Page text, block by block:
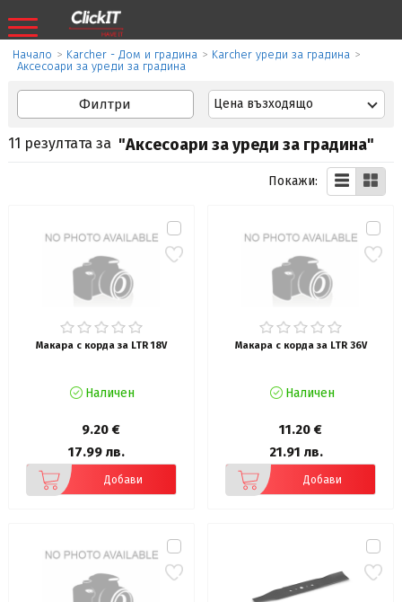
Начало > Karcher - Дом и градина > Karcher уреди за градина >
Аксесоари за уреди за градина
Филтри Цена възходящо
11 резултата за "Аксесоари за уреди за градина"
Покажи:
Макара с корда за LTR 18V
Наличен
9.20 €
17.99 лв.
Добави
Макара с корда за LTR 36V
Наличен
11.20 €
21.91 лв.
Добави